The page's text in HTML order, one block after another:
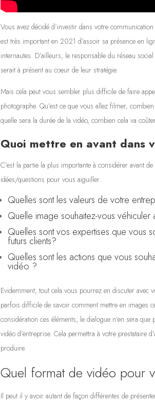
Vous avez décidé d’investir dans votre
est très important en 2021 d’assoir sa présence en
internautes. D’ailleurs, le responsable du réseau
serait à présent au coeur de leur stratégie.
Mais cela peut vous sembler plus difficile de faire
photographe. Qu’est ce que vous allez filmer,
quelle sera la durée de la vidéo, combien cela va
Quoi mettre en avant dans
C’est la partie la plus importante à considérer avant
idées/questions pour vous aiguiller.
Quelles sont les valeurs de votre
Quelle image souhaitez-vous
Quelles sont vos expertises que vous
futurs clients?
Quelles sont les actions que vous
vidéo ?
Evidemment, tout cela vous pourrez en discuter avec
parfois difficile de savoir comment mettre en images
considération ces éléments, le dialogue n’en sera
vidéo d’entreprise. Cela permettra à votre prestataire
produire.
Quel format de vidéo pour
Il peut il y avoir autant de façon différentes de